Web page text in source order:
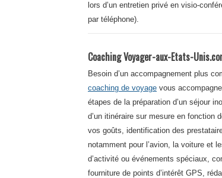
lors d’un entretien privé en visio-
par téléphone).
Coaching Voyager-aux-Etats-
Besoin d’un accompagnement plus
coaching de voyage vous
étapes de la préparation d’un séjour
d’un itinéraire sur mesure en fonction
vos goûts, identification des
notamment pour l’avion, la voiture et
d’activité ou événements spéciaux,
fourniture de points d’intérêt GPS,